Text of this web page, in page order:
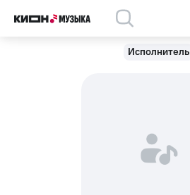
Исполнитель